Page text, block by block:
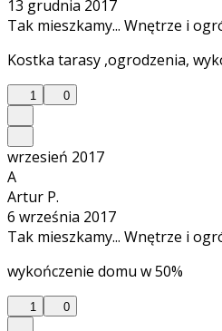
13 grudnia 2017
Tak mieszkamy... Wnętrze i
Kostka tarasy ,ogrodzenia,
1 0
wrzesień 2017
A
Artur P.
6 września 2017
Tak mieszkamy... Wnętrze i
wykończenie domu w 50%
1 0